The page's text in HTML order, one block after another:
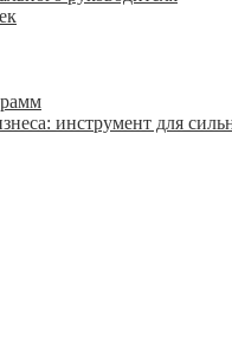
инструмент для